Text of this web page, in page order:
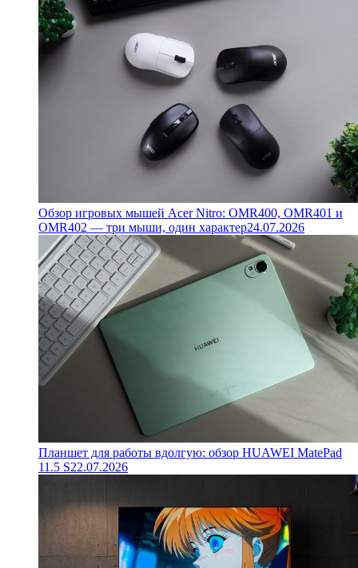
Обзор игровых мышей Acer Nitro: OMR400, OMR401 и
OMR402 — три мыши, один характер24.07.2026
Планшет для работы вдолгую: обзор HUAWEI MatePad
11.5 S22.07.2026